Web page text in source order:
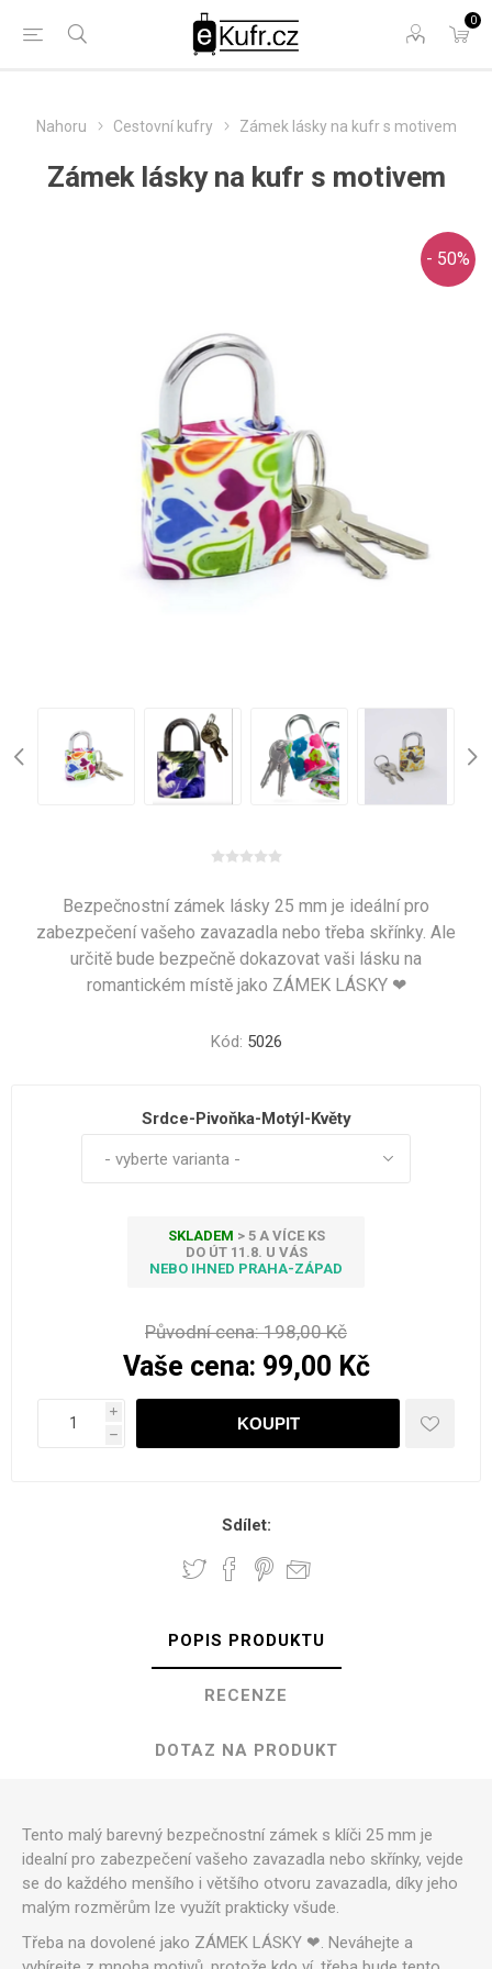
0
Nahoru Cestovní kufry Zámek lásky na kufr s motivem
Zámek lásky na kufr s motivem
- 50%
Bezpečnostní zámek lásky 25 mm je ideální pro
zabezpečení vašeho zavazadla nebo třeba skřínky. Ale
určitě bude bezpečně dokazovat vaši lásku na
romantickém místě jako ZÁMEK LÁSKY ❤
Kód: 5026
Srdce-Pivoňka-Motýl-Květy
SKLADEM > 5 A VÍCE KS
DO ÚT 11.8. U VÁS
NEBO IHNED PRAHA-ZÁPAD
Původní cena: 198,00 Kč
Vaše cena: 99,00 Kč
i
h
Sdílet:
POPIS PRODUKTU
RECENZE
DOTAZ NA PRODUKT
Tento malý barevný bezpečnostní zámek s klíči 25 mm je
idealní pro zabezpečení vašeho zavazadla nebo skřínky, vejde
se do každého menšího i většího otvoru zavazadla, díky jeho
malým rozměrům lze využít prakticky všude.
Třeba na dovolené jako ZÁMEK LÁSKY ❤. Neváhejte a